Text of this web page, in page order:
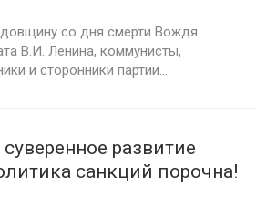
со дня смерти Вождя
В.И. Ленина, коммунисты,
и сторонники партии...
развитие
санкций порочна!